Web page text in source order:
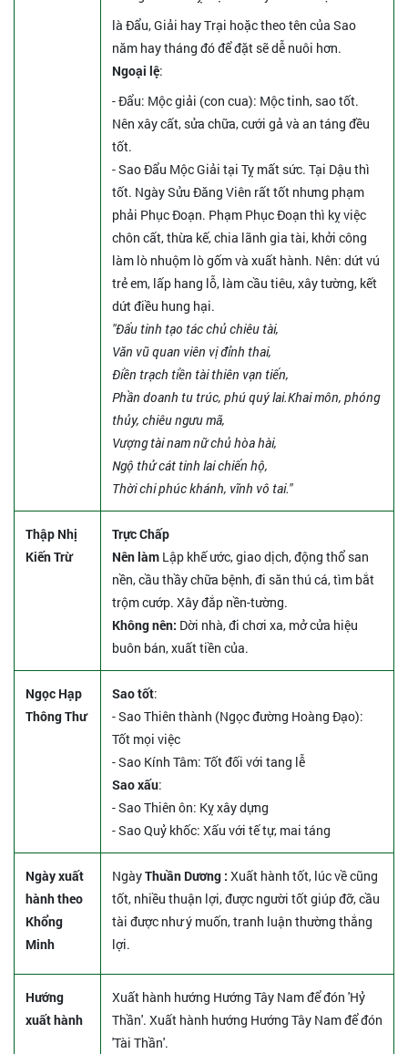
là Đẩu, Giải hay Trại hoặc theo tên của Sao
năm hay tháng đó để đặt sẽ dễ nuôi hơn.
Ngoại lệ:
- Đẩu: Mộc giải (con cua): Mộc tinh, sao tốt.
Nên xây cất, sửa chữa, cưới gả và an táng đều
tốt.
- Sao Đẩu Mộc Giải tại Tỵ mất sức. Tại Dậu thì
tốt. Ngày Sửu Đăng Viên rất tốt nhưng phạm
phải Phục Đoạn. Phạm Phục Đoạn thì kỵ việc
chôn cất, thừa kế, chia lãnh gia tài, khởi công
làm lò nhuộm lò gốm và xuất hành. Nên: dứt vú
trẻ em, lấp hang lỗ, làm cầu tiêu, xây tường, kết
dứt điều hung hại.
"Đẩu tinh tạo tác chủ chiêu tài,
Văn vũ quan viên vị đỉnh thai,
Điền trạch tiền tài thiên vạn tiến,
Phần doanh tu trúc, phú quý lai.Khai môn, phóng
thủy, chiêu ngưu mã,
Vượng tài nam nữ chủ hòa hài,
Ngộ thử cát tinh lai chiến hộ,
Thời chi phúc khánh, vĩnh vô tai."
Thập Nhị
Kiến Trừ
Trực Chấp
Nên làm Lập khế ước, giao dịch, động thổ san
nền, cầu thầy chữa bệnh, đi săn thú cá, tìm bắt
trộm cướp. Xây đắp nền-tường.
Không nên: Dời nhà, đi chơi xa, mở cửa hiệu
buôn bán, xuất tiền của.
Ngọc Hạp
Thông Thư
Sao tốt:
- Sao Thiên thành (Ngọc đường Hoàng Đạo):
Tốt mọi việc
- Sao Kính Tâm: Tốt đối với tang lễ
Sao xấu:
- Sao Thiên ôn: Kỵ xây dựng
- Sao Quỷ khốc: Xấu với tế tự, mai táng
Ngày xuất
hành theo
Khổng
Minh
NgàyThuần Dương : Xuất hành tốt, lúc về cũng
tốt, nhiều thuận lợi, được người tốt giúp đỡ, cầu
tài được như ý muốn, tranh luận thường thắng
lợi.
Hướng
xuất hành
Xuất hành hướng Hướng Tây Nam để đón 'Hỷ
Thần'. Xuất hành hướng Hướng Tây Nam để đón
'Tài Thần'.